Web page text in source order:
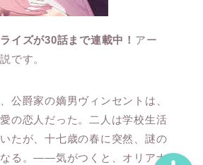
イズが30話まで連載中！ アー
です。
公爵家の嫡男ヴィンセントは、
の恋人だった。二人は学校生活
たが、十七歳の春に突然、謎の
る。――気がつくと、オリアナ
ネタバレ・感想
料で読める漫画・小説